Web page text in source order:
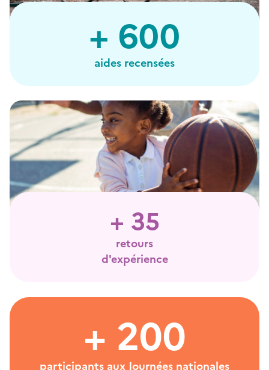
+ 600
aides recensées
+ 35
retours
d'expérience
+ 200
participants aux Journées nationales